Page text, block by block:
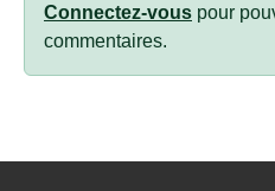
Connectez-vous pour
commentaires.